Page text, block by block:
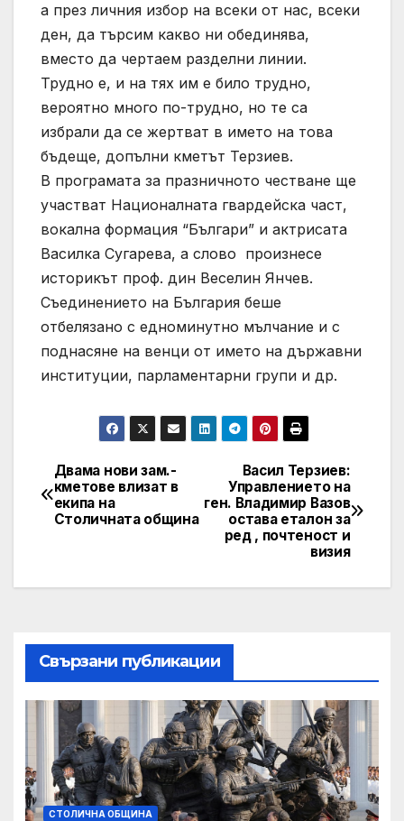
а през личния избор на всеки от нас, всеки
ден, да търсим какво ни обединява,
вместо да чертаем разделни линии.
Трудно е, и на тях им е било трудно,
вероятно много по-трудно, но те са
избрали да се жертват в името на това
бъдеще, допълни кметът Терзиев.
В програмата за празничното честване ще
участват Националната гвардейска част,
вокална формация “Българи” и актрисата
Василка Сугарева, а слово произнесе
историкът проф. дин Веселин Янчев.
Съединението на България беше
отбелязано с едноминутно мълчание и с
поднасяне на венци от името на държавни
институции, парламентарни групи и др.
Post
navigation
Васил Терзиев:
Управлението на
ген. Владимир Вазов
остава еталон за
ред , почтеност и
визия
Двама нови зам.-
кметове влизат в
екипа на
Столичната община
Свързани публикации
СТОЛИЧНА ОБЩИНА